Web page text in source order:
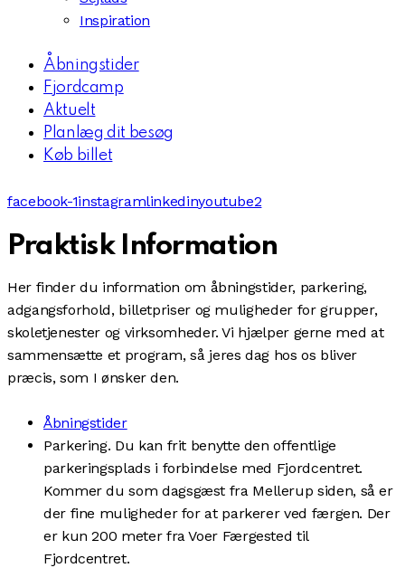
Inspiration
Åbningstider
Fjordcamp
Aktuelt
Planlæg dit besøg
Køb billet
facebook-1instagramlinkedinyoutube2
Praktisk Information
Her finder du information om åbningstider, parkering,
adgangsforhold, billetpriser og muligheder for grupper,
skoletjenester og virksomheder. Vi hjælper gerne med at
sammensætte et program, så jeres dag hos os bliver
præcis, som I ønsker den.
Åbningstider
Parkering. Du kan frit benytte den offentlige
parkeringsplads i forbindelse med Fjordcentret.
Kommer du som dagsgæst fra Mellerup siden, så er
der fine muligheder for at parkerer ved færgen. Der
er kun 200 meter fra Voer Færgested til
Fjordcentret.